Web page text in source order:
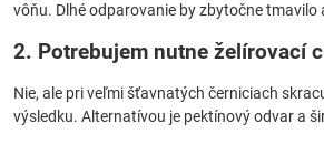
vôňu. Dlhé odparovanie by zbytočne tmavilo
2. Potrebujem nutne želírovací
Nie, ale pri veľmi šťavnatých černiciach
výsledku. Alternatívou je pektínový odvar a